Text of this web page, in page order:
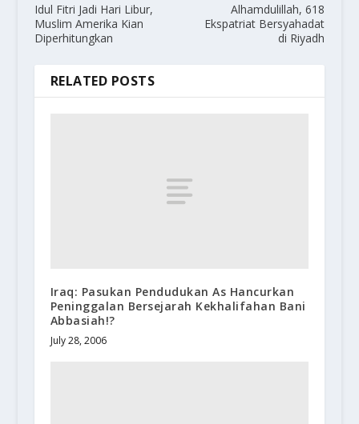
Idul Fitri Jadi Hari Libur,
Muslim Amerika Kian
Diperhitungkan
Alhamdulillah, 618
Ekspatriat Bersyahadat
di Riyadh
RELATED POSTS
Iraq: Pasukan Pendudukan As Hancurkan
Peninggalan Bersejarah Kekhalifahan Bani
Abbasiah!?
July 28, 2006